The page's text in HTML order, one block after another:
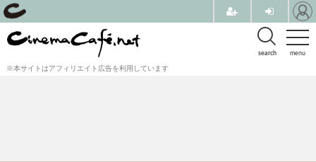
menu
search
※本サイトはアフィリエイト広告を利用しています